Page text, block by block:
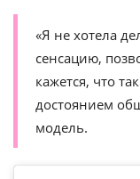
«Я не хотела
сенсацию,
кажется, что
достоянием
модель.